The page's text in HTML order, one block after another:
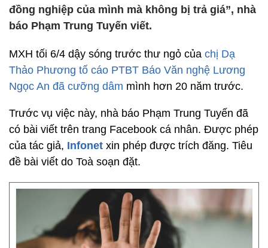
đồng nghiệp của mình mà không bị trả giá”, nhà
báo Phạm Trung Tuyến viết.
MXH tối 6/4 dậy sóng trước thư ngỏ của chị Dạ
Thảo Phương tố cáo PTBT Báo Văn nghệ Lương
Ngọc An đã cưỡng dâm mình hơn 20 năm trước.
Trước vụ việc này, nhà báo Phạm Trung Tuyến đã
có bài viết trên trang Facebook cá nhân. Được phép
của tác giả, Infonet xin phép được trích đăng. Tiêu
đề bài viết do Toà soạn đặt.